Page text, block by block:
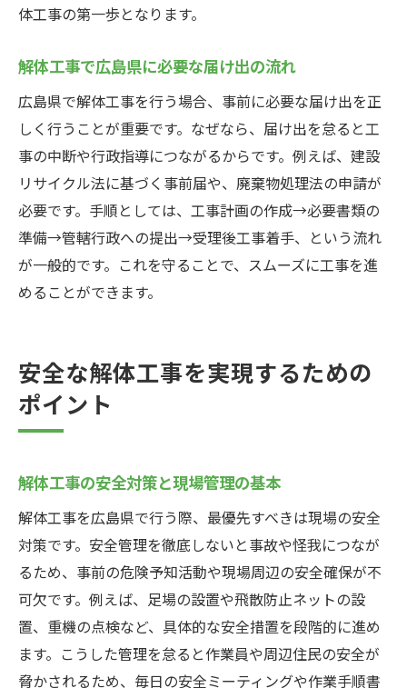
体工事の第一歩となります。
解体工事で広島県に必要な届け出の流れ
広島県で解体工事を行う場合、事前に必要な届け出を正
しく行うことが重要です。なぜなら、届け出を怠ると工
事の中断や行政指導につながるからです。例えば、建設
リサイクル法に基づく事前届や、廃棄物処理法の申請が
必要です。手順としては、工事計画の作成→必要書類の
準備→管轄行政への提出→受理後工事着手、という流れ
が一般的です。これを守ることで、スムーズに工事を進
めることができます。
安全な解体工事を実現するための
ポイント
解体工事の安全対策と現場管理の基本
解体工事を広島県で行う際、最優先すべきは現場の安全
対策です。安全管理を徹底しないと事故や怪我につなが
るため、事前の危険予知活動や現場周辺の安全確保が不
可欠です。例えば、足場の設置や飛散防止ネットの設
置、重機の点検など、具体的な安全措置を段階的に進め
ます。こうした管理を怠ると作業員や周辺住民の安全が
脅かされるため、毎日の安全ミーティングや作業手順書